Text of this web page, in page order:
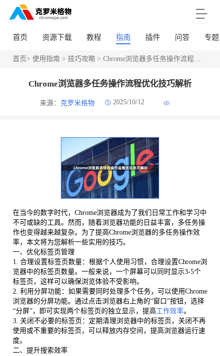
首页 资源下载 教程 指南 插件 问答 专题
首页> 使用指南 > 技巧攻略> Chrome浏览器多任务操作流程优化技巧解析
Chrome浏览器多任务操作流程优化技巧解析
来源： 克罗米格物 2025/10/12
在当今的数字时代，Chrome浏览器成为了我们日常工作和学习中
不可或缺的工具。然而，随着浏览器功能的日益丰富，多任务操
作也变得越来越复杂。为了提高Chrome浏览器的多任务操作效
率，本文将为您解析一些实用的技巧。
一、优化标签页管理
1. 合理设置标签页数量：根据个人使用习惯，合理设置Chrome浏
览器中的标签页数量。一般来说，一个屏幕可以同时显示3-5个
标签页，这样可以确保浏览体验不受影响。
2. 利用分屏功能：如果需要同时处理多个任务，可以使用Chrome
浏览器的分屏功能。通过点击浏览器右上角的“窗口”按钮，选择
“分屏”，即可实现两个标签页的独立显示，提高工作效率。
3. 关闭不必要的标签页：定期清理浏览器中的标签页，关闭不再
使用或不重要的标签页，可以释放内存空间，提高浏览器运行速
度。
二、提升搜索效率